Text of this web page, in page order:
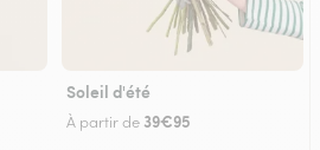
Soleil d'été
À partir de 39€95